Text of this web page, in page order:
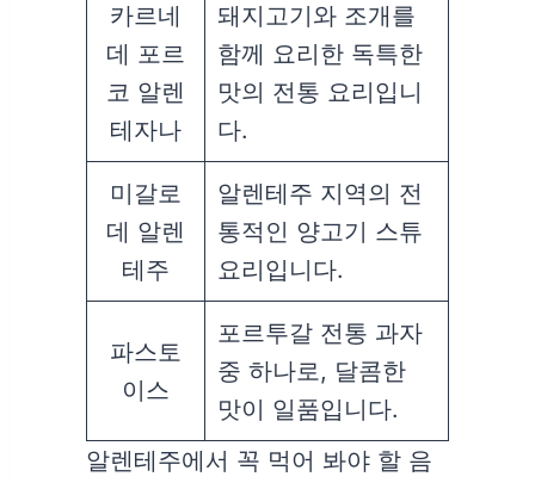
카르네
데 포르
코 알렌
테자나
돼지고기와 조개를
함께 요리한 독특한
맛의 전통 요리입니
다.
미갈로
데 알렌
테주
알렌테주 지역의 전
통적인 양고기 스튜
요리입니다.
파스토
이스
포르투갈 전통 과자
중 하나로, 달콤한
맛이 일품입니다.
알렌테주에서 꼭 먹어 봐야 할 음